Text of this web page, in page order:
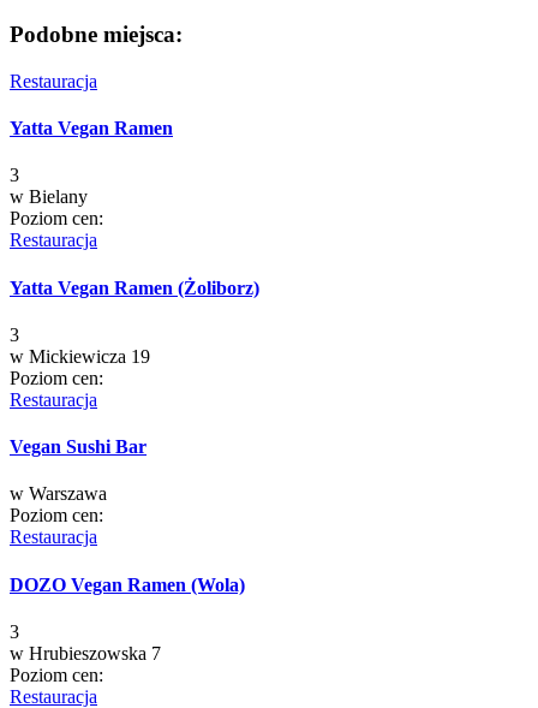
Podobne miejsca:
Restauracja
Yatta Vegan Ramen
3
w Bielany
Poziom cen:
Restauracja
Yatta Vegan Ramen (Żoliborz)
3
w Mickiewicza 19
Poziom cen:
Restauracja
Vegan Sushi Bar
w Warszawa
Poziom cen:
Restauracja
DOZO Vegan Ramen (Wola)
3
w Hrubieszowska 7
Poziom cen:
Restauracja